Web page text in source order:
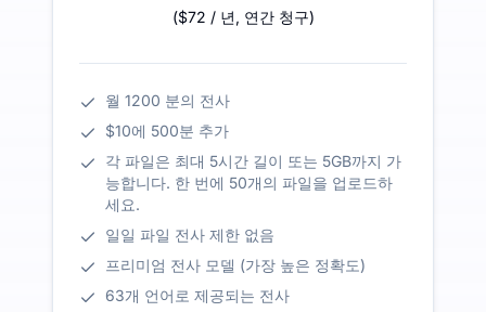
($72 / 년, 연간 청구)
월 1200 분의 전사
$10에 500분 추가
각 파일은 최대 5시간 길이 또는 5GB까지 가
능합니다. 한 번에 50개의 파일을 업로드하
세요.
일일 파일 전사 제한 없음
프리미엄 전사 모델 (가장 높은 정확도)
63개 언어로 제공되는 전사